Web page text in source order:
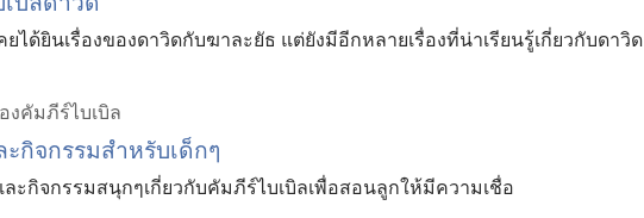
ได้ยินเรื่องของดาวิดกับฆาละยัธ แต่ยังมีอีกหลายเรื่องที่น่าเรียนรู้เกี่ยวกับดาวิด
งคัมภีร์ไบเบิล
กิจกรรม​สำหรับ​เด็ก​ๆ
ะ​กิจกรรม​สนุก​ๆ​เกี่ยว​กับ​คัมภีร์​ไบเบิล​เพื่อ​สอน​ลูก​ให้​มี​ความ​เชื่อ